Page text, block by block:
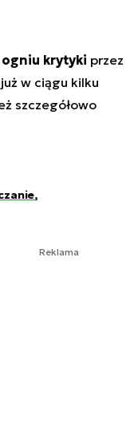
ogniu krytyki przez
w ciągu kilku
szczegółowo
Reklama